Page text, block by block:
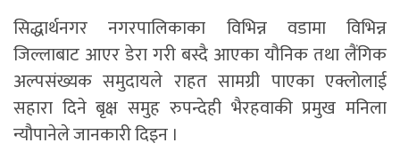
सिद्धार्थनगर नगरपालिकाका विभिन्न वडामा विभिन्न
जिल्लाबाट आएर डेरा गरी बस्दै आएका यौनिक तथा लैंगिक
अल्पसंख्यक समुदायले राहत सामग्री पाएका एक्लोलाई
सहारा दिने बृक्ष समुह रुपन्देही भैरहवाकी प्रमुख मनिला
न्यौपानेले जानकारी दिइन ।